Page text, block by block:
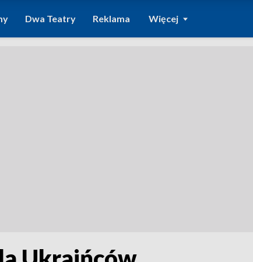
Dwa Teatry Reklama Więcej